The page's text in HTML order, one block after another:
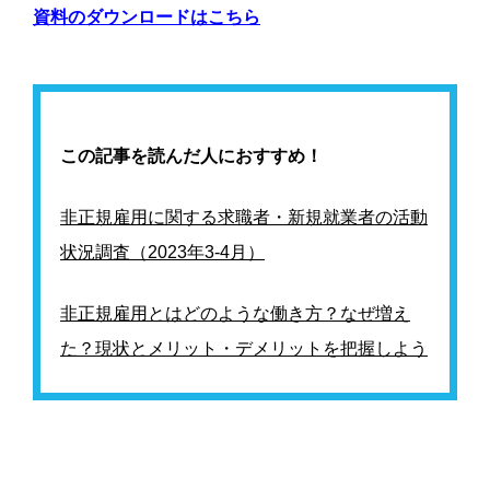
資料のダウンロードはこちら
この記事を読んだ人におすすめ！
非正規雇用に関する求職者・新規就業者の活動
状況調査（2023年3-4月）
非正規雇用とはどのような働き方？なぜ増え
た？現状とメリット・デメリットを把握しよう